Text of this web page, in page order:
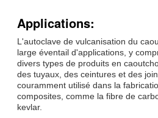
Applications:
L'autoclave de vulcanisation du
large éventail d'applications, y
divers types de produits en
des tuyaux, des ceintures et des
couramment utilisé dans la
composites, comme la fibre de
kevlar.